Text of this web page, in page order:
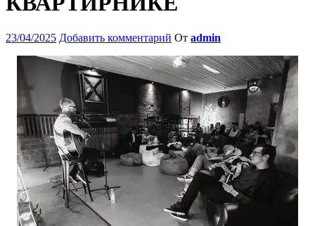
23/04/2025 Добавить комментарий От admin